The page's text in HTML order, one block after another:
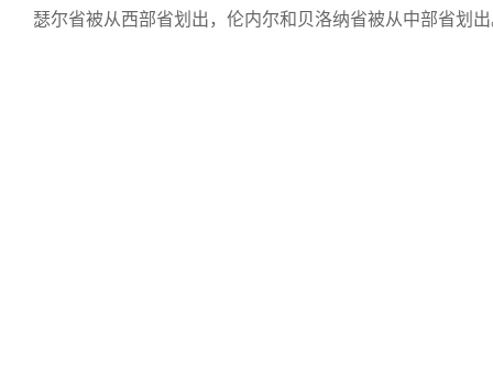
瑟尔省被从西部省划出，伦内尔和贝洛纳省被从中部省划